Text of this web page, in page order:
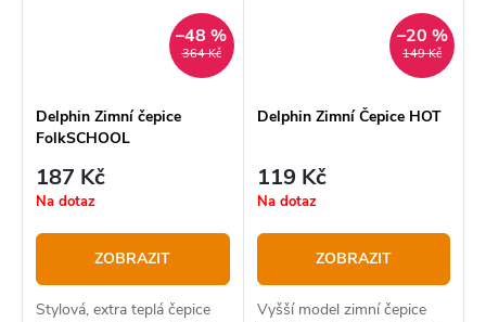
364 Kč
–48 %
Delphin Zimní čepice
FolkSCHOOL
187 Kč
Na dotaz
ZOBRAZIT
Stylová, extra teplá čepice
149 Kč
–20 %
Delphin Zimní Čepice HOT
119 Kč
Na dotaz
ZOBRAZIT
Vyšší model zimní čepice